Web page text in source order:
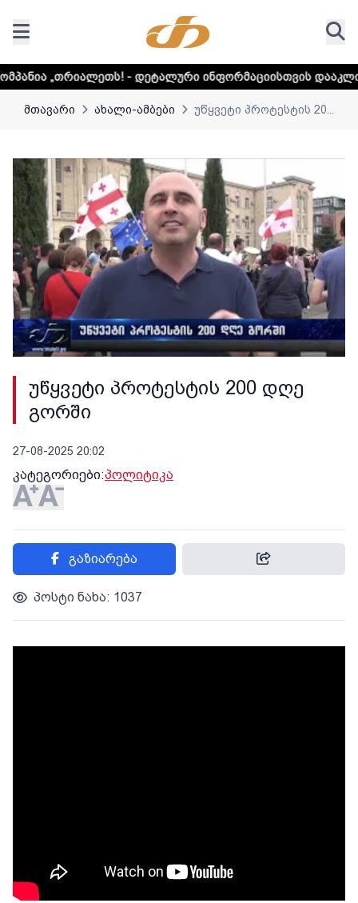
- დეტალური ინფორმაციისთვის დააკლიკეთ ლინკს
მთავარი ახალი-ამბები უწყვეტი პროტესტის 20...
უწყვეტი პროტესტის 200 დღე
გორში
27-08-2025 20:02
კატეგორიები:პოლიტიკა
გაზიარება
პოსტი ნახა: 1037